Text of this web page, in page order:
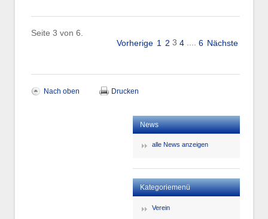
Seite 3 von 6.
Vorherige 1 2 3 4 6 Nächste
Nach oben Drucken
News
alle News anzeigen
Kategoriemenü
Verein